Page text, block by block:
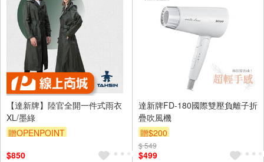
【達新牌】陸官全開一件式雨衣
XL/墨綠
贈OPENPOINT
$850
達新牌FD-180國際雙壓負離子折
疊吹風機
贈$200
$ 549
$499